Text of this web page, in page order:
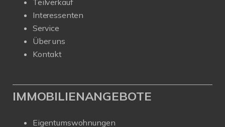
Teilverkauf
Interessenten
Service
Über uns
Kontakt
IMMOBILIENANGEBOTE
Eigentumswohnungen